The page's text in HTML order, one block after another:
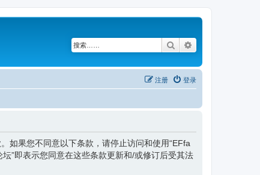
搜索
登录
注册
如果您不同意以下条款，请停止访问和使用“EFfa
”即表示您同意在这些条款更新和/或修订后受其法